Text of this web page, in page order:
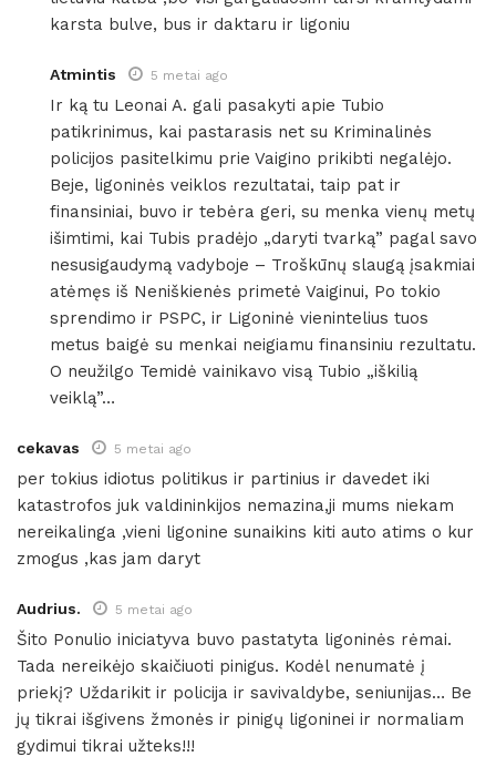
karsta bulve, bus ir daktaru ir ligoniu
Atmintis 5 metai ago
Ir ką tu Leonai A. gali pasakyti apie Tubio
patikrinimus, kai pastarasis net su Kriminalinės
policijos pasitelkimu prie Vaigino prikibti negalėjo.
Beje, ligoninės veiklos rezultatai, taip pat ir
finansiniai, buvo ir tebėra geri, su menka vienų metų
išimtimi, kai Tubis pradėjo „daryti tvarką” pagal savo
nesusigaudymą vadyboje – Troškūnų slaugą įsakmiai
atėmęs iš Neniškienės primetė Vaiginui, Po tokio
sprendimo ir PSPC, ir Ligoninė vienintelius tuos
metus baigė su menkai neigiamu finansiniu rezultatu.
O neužilgo Temidė vainikavo visą Tubio „iškilią
veiklą”…
cekavas 5 metai ago
per tokius idiotus politikus ir partinius ir davedet iki
katastrofos juk valdininkijos nemazina,ji mums niekam
nereikalinga ,vieni ligonine sunaikins kiti auto atims o kur
zmogus ,kas jam daryt
Audrius. 5 metai ago
Šito Ponulio iniciatyva buvo pastatyta ligoninės rėmai.
Tada nereikėjo skaičiuoti pinigus. Kodėl nenumatė į
priekį? Uždarikit ir policija ir savivaldybe, seniunijas… Be
jų tikrai išgivens žmonės ir pinigų ligoninei ir normaliam
gydimui tikrai užteks!!!